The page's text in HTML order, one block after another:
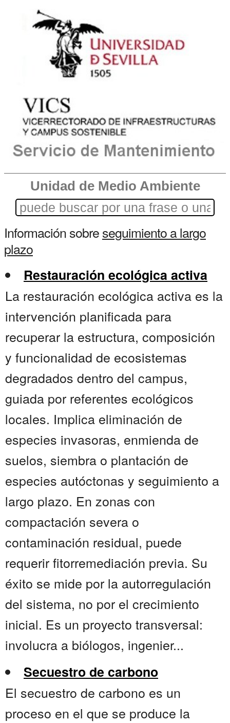
Unidad de Medio Ambiente
Información sobreseguimiento a largo
plazo
Restauración ecológica activa
La restauración ecológica activa es la
intervención planificada para
recuperar la estructura, composición
y funcionalidad de ecosistemas
degradados dentro del campus,
guiada por referentes ecológicos
locales. Implica eliminación de
especies invasoras, enmienda de
suelos, siembra o plantación de
especies autóctonas y seguimiento a
largo plazo. En zonas con
compactación severa o
contaminación residual, puede
requerir fitorremediación previa. Su
éxito se mide por la autorregulación
del sistema, no por el crecimiento
inicial. Es un proyecto transversal:
involucra a biólogos, ingenier...
Secuestro de carbono
El secuestro de carbono es un
proceso en el que se produce la